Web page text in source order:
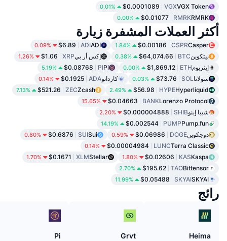
VGX Token
VGX
$0.0001089
0.01%
RMRK
RMRK
$0.01077
0.00%
أكثر العملات المشفرة زيارة
Casper
CSPR
$0.00186
1.84%
ADI
ADI
$6.89
0.09%
بيتكوينBTC
$64,074.66
0.38% إكس أر بيXRP
$1.06
1.26%
إيثريومETH
$1,869.12
0.00%
Pi
PI
$0.08768
5.19%
سولاناSOL
$73.76
0.03% كاردانوADA
$0.1925
0.14%
Hyperliquid
HYPE
$56.98
2.49%
Zcash
ZEC
$521.26
7.13%
Lorenzo Protocol
BANK
$0.04663
15.65%
شيبا إينوSHIB
$0.000004888
2.20%
Pump.fun
PUMP
$0.002544
14.19%
دوجكوينDOGE
$0.06986
0.59%
Sui
SUI
$0.6876
0.80%
Terra Classic
LUNC
$0.00004984
0.14%
Kaspa
KAS
$0.02606
1.80%
Stellar
XLM
$0.1671
1.70%
Bittensor
TAO
$195.62
2.70%
SKYAI
SKYAI
$0.05488
11.99%
رائج
Heima
Grvt
Pi